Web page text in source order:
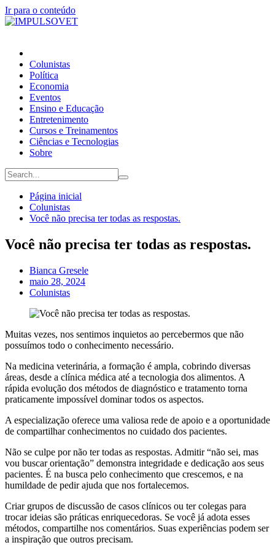
Ir para o conteúdo
Colunistas
Política
Economia
Eventos
Ensino e Educação
Entretenimento
Cursos e Treinamentos
Ciências e Tecnologias
Sobre
Página inicial
Colunistas
Você não precisa ter todas as respostas.
Você não precisa ter todas as respostas.
Bianca Gresele
maio 28, 2024
Colunistas
Muitas vezes, nos sentimos inquietos ao percebermos que não
possuímos todo o conhecimento necessário.
Na medicina veterinária, a formação é ampla, cobrindo diversas
áreas, desde a clínica médica até a tecnologia dos alimentos. A
rápida evolução dos métodos de diagnóstico e tratamento torna
praticamente impossível dominar todos os aspectos.
A especialização oferece uma valiosa rede de apoio e a oportunidade
de compartilhar conhecimentos no cuidado dos pacientes.
Não se culpe por não ter todas as respostas. Admitir “não sei, mas
vou buscar orientação” demonstra integridade e dedicação aos seus
pacientes. É na busca pelo conhecimento que crescemos, e na
humildade de pedir ajuda que nos fortalecemos.
Criar grupos de discussão de casos clínicos ou ter colegas para
trocar ideias são práticas enriquecedoras. Se você já adota esses
métodos, compartilhe nos comentários. Suas experiências podem ser
a inspiração que outros precisam.